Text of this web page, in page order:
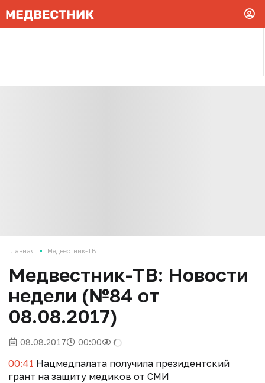
Главная • Медвестник-ТВ
Медвестник-ТВ: Новости
недели (№84 от
08.08.2017)
08.08.2017 00:00
00:41 Нацмедпалата получила президентский
грант на защиту медиков от СМИ